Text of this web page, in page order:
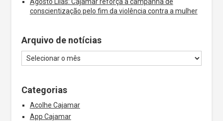
conscientização pelo fim da violência contra a mulher
Arquivo de notícias
Categorias
Acolhe Cajamar
App Cajamar